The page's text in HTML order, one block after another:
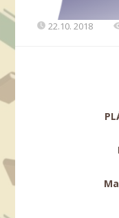
22.10. 2018